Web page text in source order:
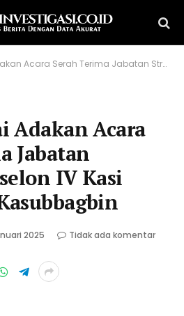
Terima Jabatan Struktural Eselon IV Kasi Pidsus Dan Kasubbagbin
Adakan Acara
Jabatan
IV Kasi
2025
Tidak ada komentar